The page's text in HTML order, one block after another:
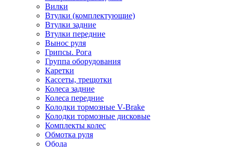
Вилки
Втулки (комплектующие)
Втулки задние
Втулки передние
Вынос руля
Грипсы. Рога
Группа оборудования
Каретки
Кассеты, трещотки
Колеса задние
Колеса передние
Колодки тормозные V-Brake
Колодки тормозные дисковые
Комплекты колес
Обмотка руля
Обода